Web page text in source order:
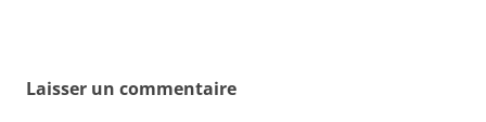
Laisser un commentaire